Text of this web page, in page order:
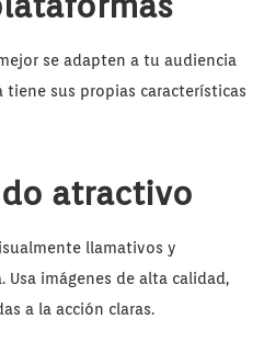
se adapten a tu audiencia
sus propias características
atractivo
llamativos y
imágenes de alta calidad,
a la acción claras.